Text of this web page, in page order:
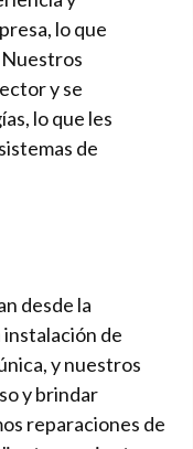
lo que
Nuestros
y se
lo que les
de
desde la
instalación de
y nuestros
y brindar
reparaciones de